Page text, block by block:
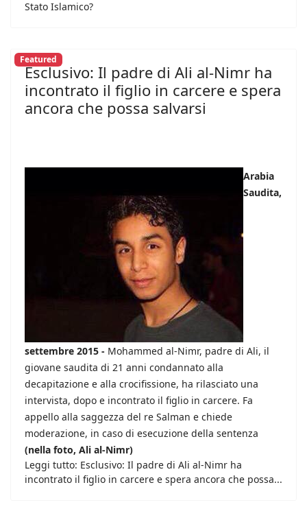
Stato Islamico?
Featured
Esclusivo: Il padre di Ali al-Nimr ha
incontrato il figlio in carcere e spera
ancora che possa salvarsi
Arabia
Saudita,
settembre 2015 - Mohammed al-Nimr, padre di Ali, il
giovane saudita di 21 anni condannato alla
decapitazione e alla crocifissione, ha rilasciato una
intervista, dopo e incontrato il figlio in carcere. Fa
appello alla saggezza del re Salman e chiede
moderazione, in caso di esecuzione della sentenza
(nella foto, Ali al-Nimr)
Leggi tutto: Esclusivo: Il padre di Ali al-Nimr ha
incontrato il figlio in carcere e spera ancora che possa...